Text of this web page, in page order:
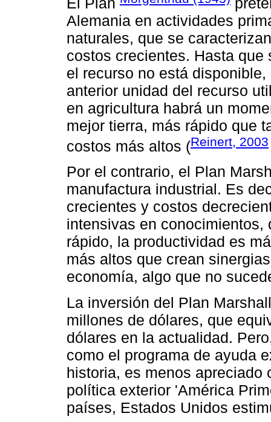
Alemania en actividades
naturales, que se
costos crecientes. Hasta
el recurso no está
anterior unidad del recurso
en agricultura habrá un
mejor tierra, más rápido que
costos más altos (Reinert, 2003
Por el contrario, el Plan
manufactura industrial. Es
crecientes y costos
intensivas en
rápido, la productividad es
más altos que crean
economía, algo que no
La inversión del Plan
millones de dólares, que
dólares en la actualidad.
como el programa de ayuda
historia, es menos apreciado
política exterior 'América
países, Estados Unidos